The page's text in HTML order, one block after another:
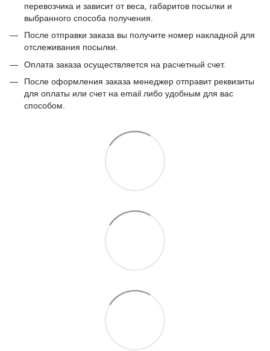
перевозчика и зависит от веса, габаритов посылки и
выбранного способа получения.
После отправки заказа вы получите номер накладной для
отслеживания посылки.
Оплата заказа осуществляется на расчетный счет.
После оформления заказа менеджер отправит реквизиты
для оплаты или счет на email либо удобным для вас
способом.